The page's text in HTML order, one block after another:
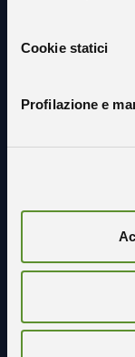
Cookie statici
Profilazione e
Resta